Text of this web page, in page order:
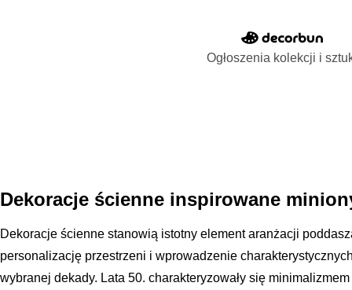
Ogłoszenia kolekcji i
Dekoracje ścienne inspirowane
Dekoracje ścienne stanowią istotny element aranżacji
personalizację przestrzeni i wprowadzenie
wybranej dekady. Lata 50. charakteryzowały się